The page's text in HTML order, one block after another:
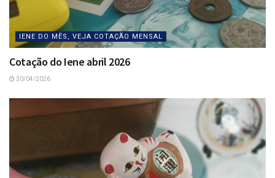
IENE DO MÊS, VEJA COTAÇÃO MENSAL
Cotação do Iene abril 2026
30/04/2026